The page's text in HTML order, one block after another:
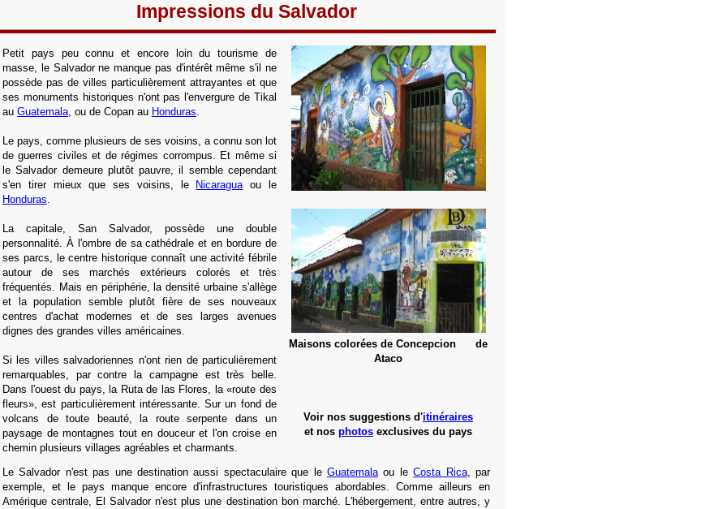
Impressions du Salvador
Petit pays peu connu et encore loin du tourisme de
masse, le Salvador ne manque pas d'intérêt même s'il ne
possède pas de villes particulièrement attrayantes et que
ses monuments historiques n'ont pas l'envergure de Tikal
au Guatemala, ou de Copan au Honduras.
Le pays, comme plusieurs de ses voisins, a connu son lot
de guerres civiles et de régimes corrompus. Et même si
le Salvador demeure plutôt pauvre, il semble cependant
s'en tirer mieux que ses voisins, le
Nicaraguaou le
Honduras.
La capitale, San Salvador, possède une double
personnalité. À l'ombre de sa cathédrale et en bordure de
ses parcs, le centre historique connaît une activité fébrile
autour de ses marchés extérieurs colorés et très
fréquentés. Mais en périphérie, la densité urbaine s'allège
et la population semble plutôt fière de ses nouveaux
centres d'achat modernes et de ses larges avenues
dignes des grandes villes américaines.
Si les villes salvadoriennes n'ont rien de particulièrement
remarquables, par contre la campagne est très belle.
Dans l'ouest du pays, la Ruta de las Flores, la «route des
fleurs», est particulièrement intéressante. Sur un fond de
volcans de toute beauté, la route serpente dans un
paysage de montagnes tout en douceur et l'on croise en
chemin plusieurs villages agréables et charmants.
Maisons colorées de Concepcion de
Ataco
Voir nos suggestions d'itinéraires
et nos photos exclusives du pays
Le Salvador n'est pas une destination aussi spectaculaire que le Guatemalaou leCosta Rica, par
exemple, et le pays manque encore d'infrastructures touristiques abordables. Comme ailleurs en
Amérique centrale, El Salvadorn'est plus une destination bon marché. L'hébergement, entre autres, y